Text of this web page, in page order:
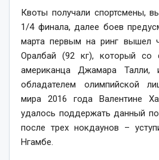
Квоты получали спортсмены,
1/4 финала, далее боев
марта первым на ринг вышел
Оралбай (92 кг), который со
американца Джамара
обладателем олимпийской
мира 2016 года Валентине
удалось поддержать данный
после трех нокдаунов –
Нгамбе.